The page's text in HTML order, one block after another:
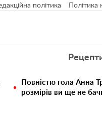
політика Політика
Повністю гола Анна
розмірів ви ще не